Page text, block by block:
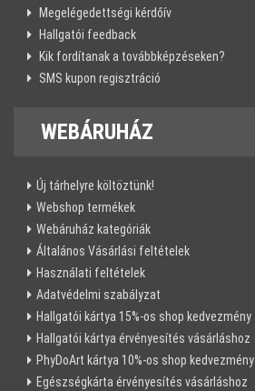
Megelégedettségi kérdőív
Hallgatói feedback
Kik fordítanak a továbbképzéseken?
SMS kupon regisztráció
WEBÁRUHÁZ
Új tárhelyre költöztünk!
Webshop termékek
Webáruház kategóriák
Általános Vásárlási feltételek
Használati feltételek
Adatvédelmi szabályzat
Hallgatói kártya 15%-os shop kedvezmény
Hallgatói kártya érvényesítés vásárláshoz
PhyDoArt kártya 10%-os shop kedvezmény
Egészségkárta érvényesítés vásárláshoz